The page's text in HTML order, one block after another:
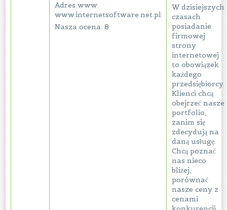
Adres www:
www.internetsoftware.net.pl
Nasza ocena: 8
W dzisiejszych
czasach
posiadanie
firmowej
strony
internetowej
to obowiązek
każdego
przedsiębiorcy.
Klienci chcą
obejrzeć nasze
portfolio,
zanim się
zdecydują na
daną usługę.
Chcą poznać
nas nieco
bliżej,
porównać
nasze ceny z
cenami